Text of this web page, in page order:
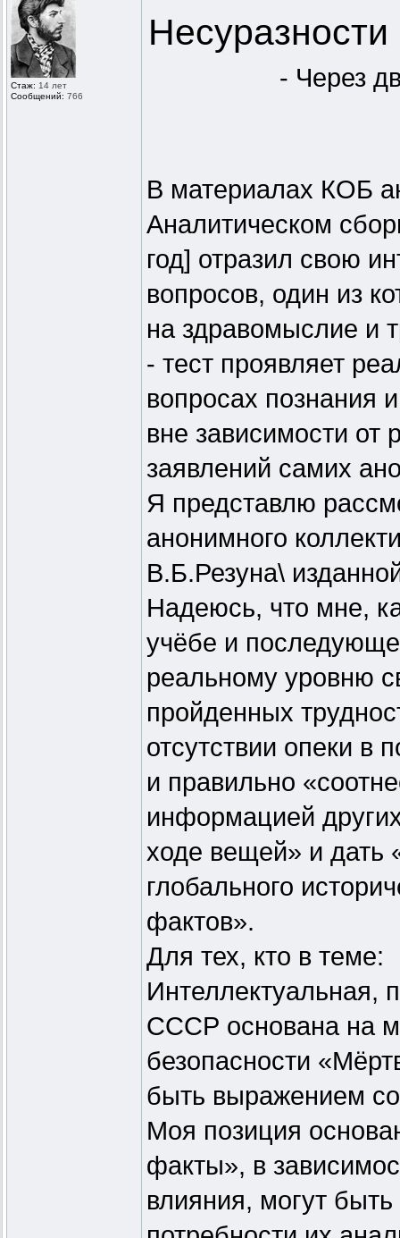
Стаж: 14 лет
Сообщений: 766
- Через
В материалах КОБ
Аналитическом
год] отразил свою
вопросов, один из
на здравомыслие и
- тест проявляет
вопросах познания
вне зависимости от
заявлений самих
Я представлю
анонимного
В.Б.Резуна\
Надеюсь, что мне,
учёбе и
реальному уровню
пройденных
отсутствии опеки в
и правильно
информацией
ходе вещей» и дать
глобального
фактов».
Для тех, кто в теме:
Интеллектуальная,
СССР основана на
безопасности
быть выражением
Моя позиция
факты», в
влияния, могут